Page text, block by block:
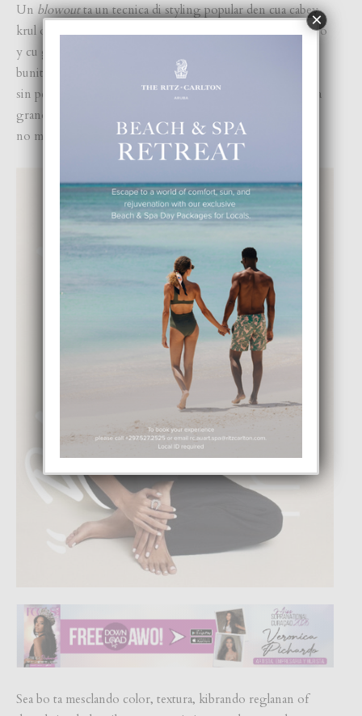
Un blowoutta un tecnica di styling popular den cua cabey
krul of
ta wordo gestraight den un estilo voluminoso
y cu golf uzando un föhn y borstel. E resultado ta un look
bunita y completo cu ta mustra e largura natural di e cabey
sin perde completamente e textura. Awor e ta un tendencia
grandi y krulnan no ta importante mas. E bentaha ta cu bo
no mester aplica asina hopi producto den bo cabey mas.
Sea bo ta mesclando color, textura, kibrando reglanan of
×